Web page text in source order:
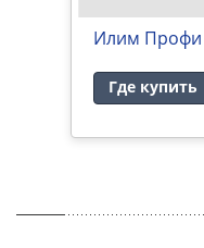
Илим Профи
Где купить